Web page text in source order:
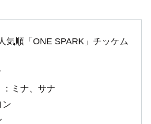
気順「ONE SPARK」チッケム
ミナ、サナ
ン